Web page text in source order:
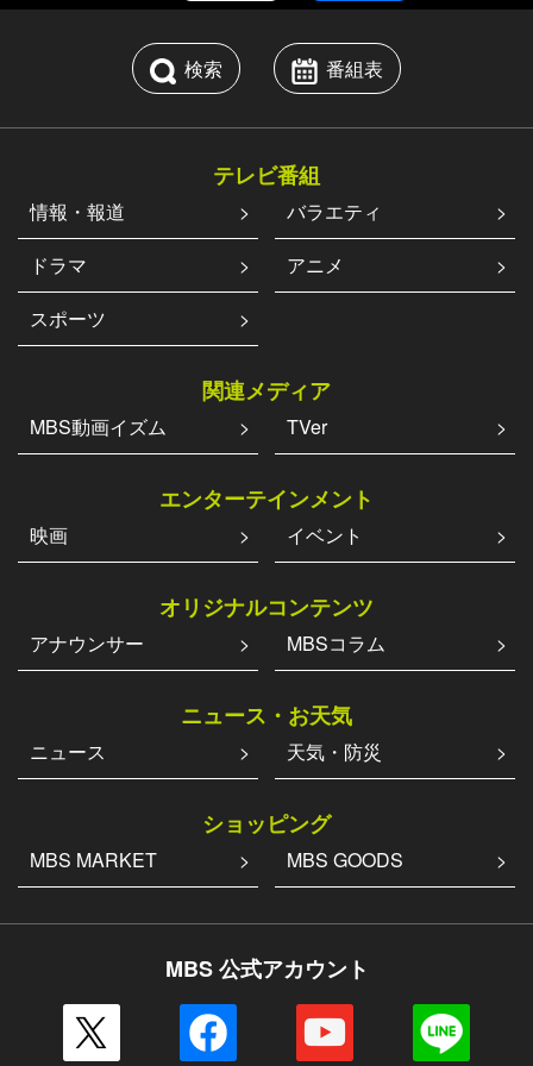
検索 番組表
テレビ番組
情報・報道
バラエティ
ドラマ
アニメ
スポーツ
関連メディア
MBS動画イズム TVer
エンターテインメント
映画 イベント
オリジナルコンテンツ
アナウンサー MBSコラム
ニュース・お天気
ニュース 天気・防災
ショッピング
MBS MARKET MBS GOODS
MBS 公式アカウント